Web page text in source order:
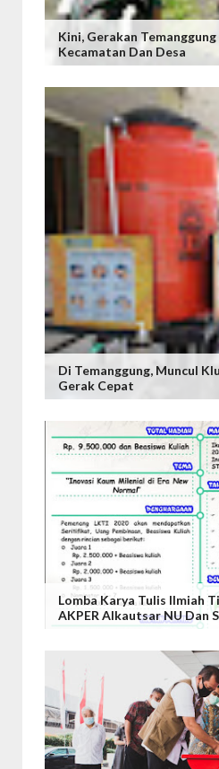
Kini, Gerakan
Kecamatan Dan Desa
Di Temanggung, Muncul
Gerak Cepat
Lomba Karya Tulis Ilmiah
AKPER Alkautsar NU Dan